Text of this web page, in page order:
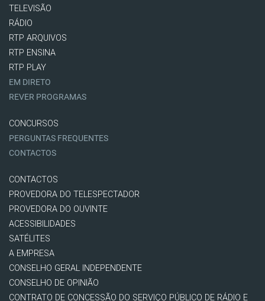
TELEVISÃO
RÁDIO
RTP ARQUIVOS
RTP ENSINA
RTP PLAY
EM DIRETO
REVER PROGRAMAS
CONCURSOS
PERGUNTAS FREQUENTES
CONTACTOS
CONTACTOS
PROVEDORA DO TELESPECTADOR
PROVEDORA DO OUVINTE
ACESSIBILIDADES
SATÉLITES
A EMPRESA
CONSELHO GERAL INDEPENDENTE
CONSELHO DE OPINIÃO
CONTRATO DE CONCESSÃO DO SERVIÇO PÚBLICO DE RÁDIO E